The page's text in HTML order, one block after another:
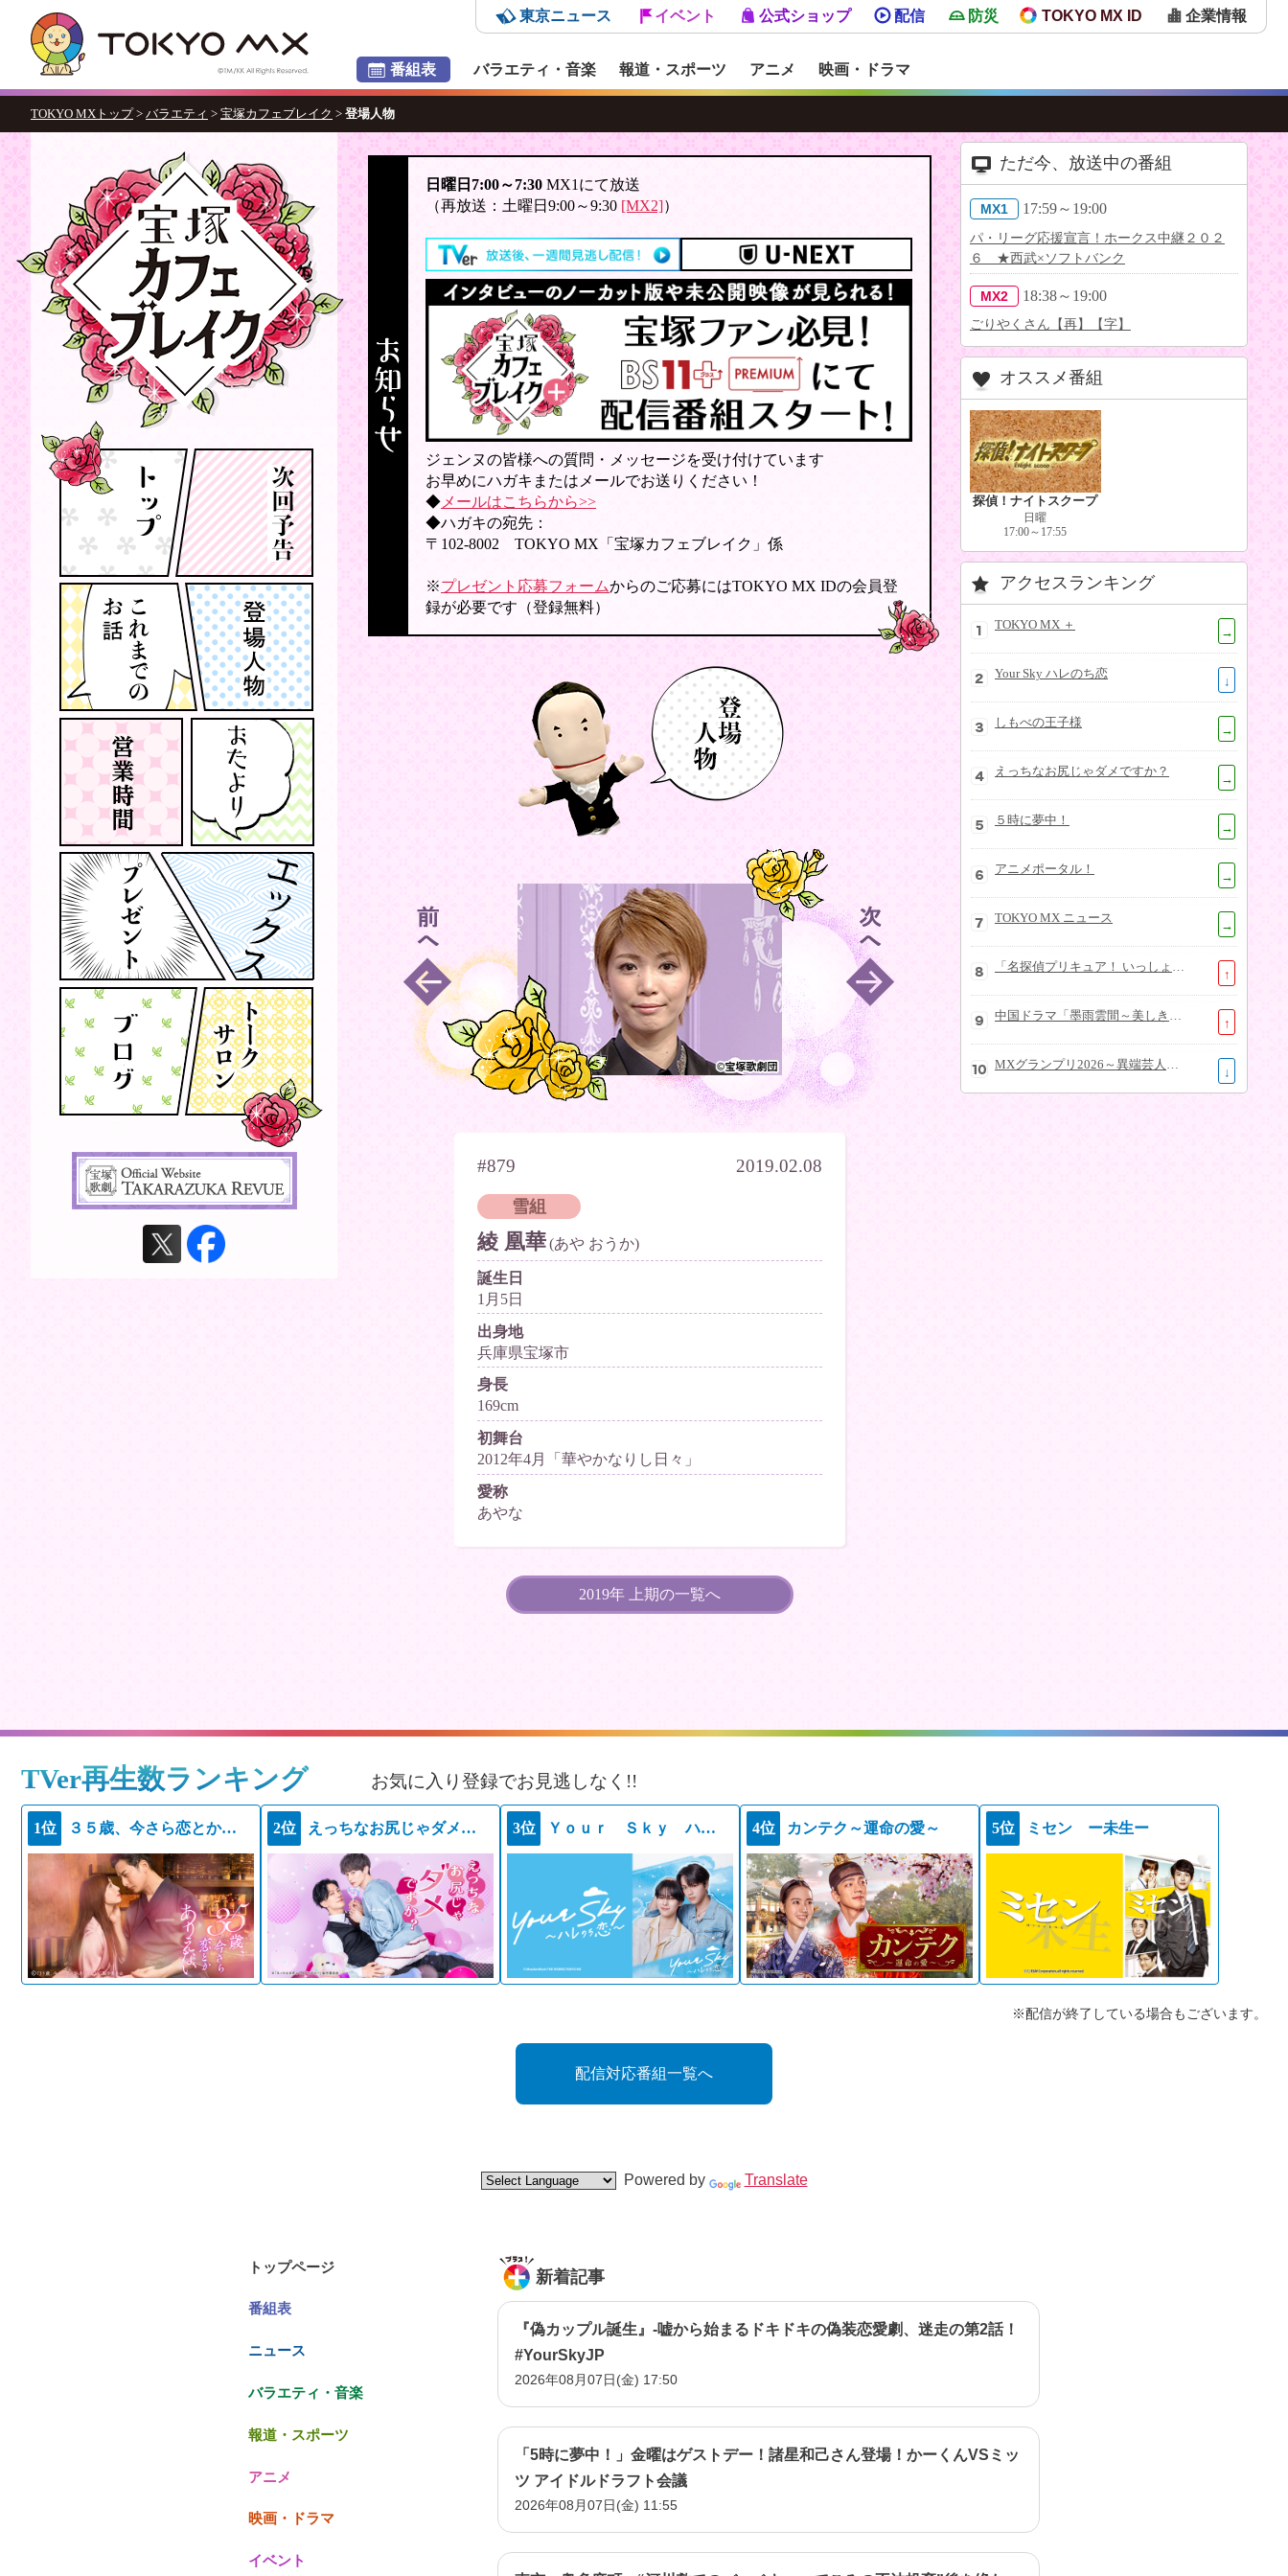
番組表 バラエティ・音楽 報道・スポーツ アニメ 映画・ドラマ
東京ニュース イベント 公式ショップ 配信 防災 TOKYO MX ID 企業情報
TOKYO MXトップ > バラエティ > 宝塚カフェブレイク > 登場人物
日曜日7:00～7:30 MX1にて放送
（再放送：土曜日9:00～9:30 [MX2]）
ジェンヌの皆様への質問・メッセージを受け付けています
お早めにハガキまたはメールでお送りください！
◆ メールはこちらから>>
◆ハガキの宛先：
〒102-8002 TOKYO MX「宝塚カフェブレイク」係
※プレゼント応募フォームからのご応募にはTOKYO MX IDの会員登
録が必要です（登録無料）
#879 2019.02.08
雪組
綾 凰華 (あや おうか)
誕生日
1月5日
出身地
兵庫県宝塚市
身長
169cm
初舞台
2012年4月「華やかなりし日々」
愛称
あやな
2019年 上期の一覧へ
ただ今、放送中の番組
MX1 17:59～19:00
パ・リーグ応援宣言！ホークス中継２０２
６ ★西武×ソフトバンク
MX2 18:38～19:00
ごりやくさん【再】【字】
オススメ番組
探偵！ナイトスクープ
日曜
17:00～17:55
アクセスランキング
TOKYO MX ＋
→
Your Sky ハレのち恋
↓
しもべの王子様
→
えっちなお尻じゃダメですか？
→
５時に夢中！
→
アニメポータル！
→
TOKYO MX ニュース
→
↑
↑
↓
TVer再生数ランキング お気に入り登録でお見逃しなく!!
1位 ３５歳、今さら恋とかありえない 2位 えっちなお尻じゃダメですか？ 3位 Ｙｏｕｒ Ｓｋｙ ハレのち恋 4位 カンテク～運命の愛～ 5位 ミセン ー未生ー
※配信が終了している場合もございます。
配信対応番組一覧へ
Powered by Translate
トップページ
番組表
ニュース
バラエティ・音楽
報道・スポーツ
アニメ
映画・ドラマ
イベント
新着記事
『偽カップル誕生』-嘘から始まるドキドキの偽装恋愛劇、迷走の第2話！
#YourSkyJP
2026年08月07日(金) 17:50
「5時に夢中！」金曜はゲストデー！諸星和己さん登場！かーくんVSミッ
ツ アイドルドラフト会議
2026年08月07日(金) 11:55